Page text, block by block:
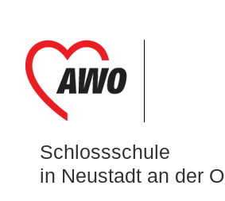
Schlossschule
in Neustadt an der